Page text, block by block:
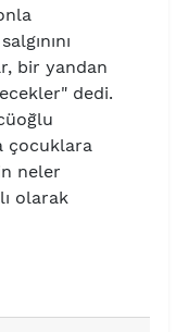
bir yandan
dedi.
çocuklara
neler
olarak